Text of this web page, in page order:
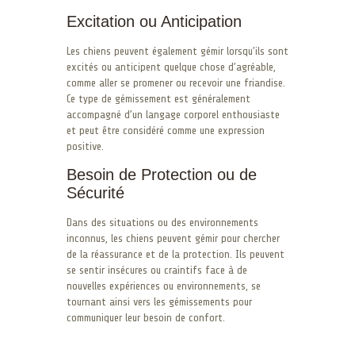
Excitation ou Anticipation
Les chiens peuvent également gémir lorsqu’ils sont
excités ou anticipent quelque chose d’agréable,
comme aller se promener ou recevoir une friandise.
Ce type de gémissement est généralement
accompagné d’un langage corporel enthousiaste
et peut être considéré comme une expression
positive.
Besoin de Protection ou de
Sécurité
Dans des situations ou des environnements
inconnus, les chiens peuvent gémir pour chercher
de la réassurance et de la protection. Ils peuvent
se sentir insécures ou craintifs face à de
nouvelles expériences ou environnements, se
tournant ainsi vers les gémissements pour
communiquer leur besoin de confort.